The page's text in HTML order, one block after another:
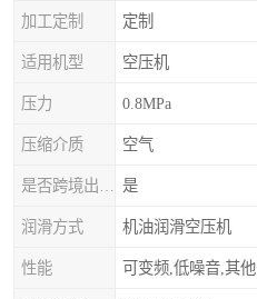
加工定制 定制
适用机型 空压机
压力 0.8MPa
压缩介质 空气
是
润滑方式 机油润滑空压机
性能 可变频,低噪音,其他